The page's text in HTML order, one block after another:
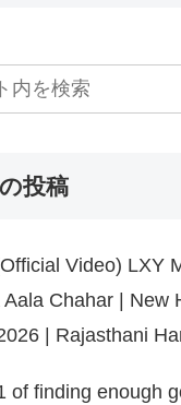
投稿
Video) LXY
Aala Chahar | New
| Rajasthani
of finding enough